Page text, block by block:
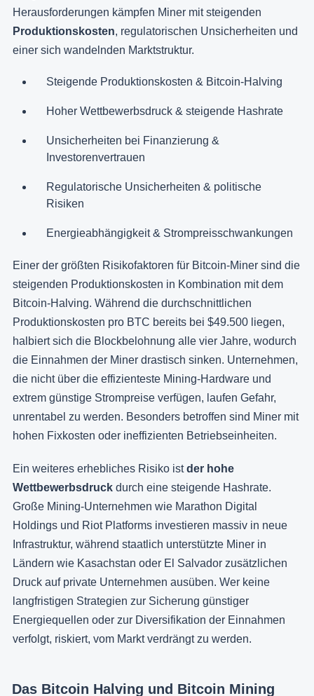
Herausforderungen kämpfen Miner mit steigenden
Produktionskosten, regulatorischen Unsicherheiten und
einer sich wandelnden Marktstruktur.
Steigende Produktionskosten & Bitcoin-Halving
Hoher Wettbewerbsdruck & steigende Hashrate
Unsicherheiten bei Finanzierung &
Investorenvertrauen
Regulatorische Unsicherheiten & politische
Risiken
Energieabhängigkeit & Strompreisschwankungen
Einer der größten Risikofaktoren für Bitcoin-Miner sind die
steigenden Produktionskosten in Kombination mit dem
Bitcoin-Halving. Während die durchschnittlichen
Produktionskosten pro BTC bereits bei $49.500 liegen,
halbiert sich die Blockbelohnung alle vier Jahre, wodurch
die Einnahmen der Miner drastisch sinken. Unternehmen,
die nicht über die effizienteste Mining-Hardware und
extrem günstige Strompreise verfügen, laufen Gefahr,
unrentabel zu werden. Besonders betroffen sind Miner mit
hohen Fixkosten oder ineffizienten Betriebseinheiten.
Ein weiteres erhebliches Risiko istder hohe
Wettbewerbsdruck durch eine steigende Hashrate.
Große Mining-Unternehmen wie Marathon Digital
Holdings und Riot Platforms investieren massiv in neue
Infrastruktur, während staatlich unterstützte Miner in
Ländern wie Kasachstan oder El Salvador zusätzlichen
Druck auf private Unternehmen ausüben. Wer keine
langfristigen Strategien zur Sicherung günstiger
Energiequellen oder zur Diversifikation der Einnahmen
verfolgt, riskiert, vom Markt verdrängt zu werden.
Das Bitcoin Halving und Bitcoin Mining